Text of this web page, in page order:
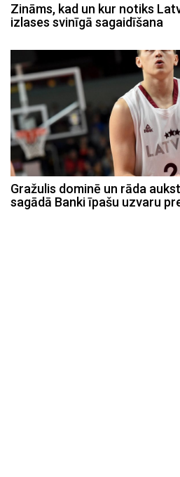
Zināms, kad un kur notiks
izlases svinīgā sagaidīšana
Gražulis dominē un rāda
sagādā Banki īpašu uzvaru